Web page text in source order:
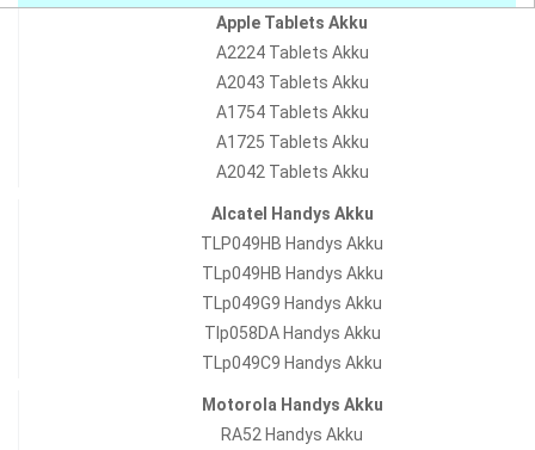
Apple Tablets Akku
A2224 Tablets Akku
A2043 Tablets Akku
A1754 Tablets Akku
A1725 Tablets Akku
A2042 Tablets Akku
Alcatel Handys Akku
TLP049HB Handys Akku
TLp049HB Handys Akku
TLp049G9 Handys Akku
Tlp058DA Handys Akku
TLp049C9 Handys Akku
Motorola Handys Akku
RA52 Handys Akku